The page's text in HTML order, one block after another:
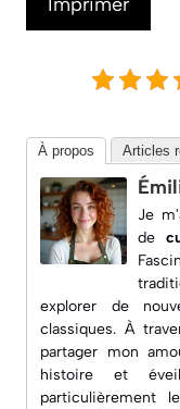
À propos Articles
Je
de
explorer de
classiques. À
partager mon
histoire et
particulièrement